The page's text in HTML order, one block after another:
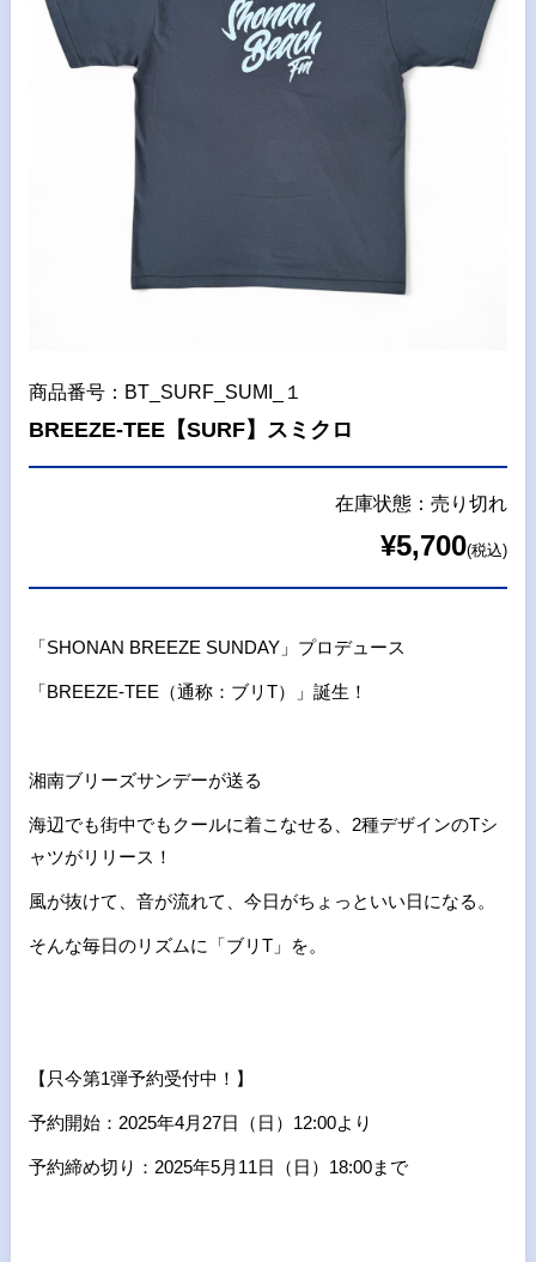
商品番号：BT_SURF_SUMI_１
BREEZE-TEE【SURF】スミクロ
在庫状態：売り切れ
¥5,700(税込)
「SHONAN BREEZE SUNDAY」プロデュース
「BREEZE-TEE（通称：ブリT）」誕生！
湘南ブリーズサンデーが送る
海辺でも街中でもクールに着こなせる、2種デザインのTシ
ャツがリリース！
風が抜けて、音が流れて、今日がちょっといい日になる。
そんな毎日のリズムに「ブリT」を。
【只今第1弾予約受付中！】
予約開始：2025年4月27日（日）12:00より
予約締め切り：2025年5月11日（日）18:00まで